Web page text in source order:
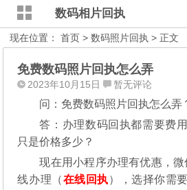
数码相片回执
现在位置：首页 >数码照片回执 > 正文
免费数码照片回执怎么弄
2023年10月15日 暂无评论
问：免费数码照片回执怎么弄
答：办理数码回执都需要费
只是价格多少？
现在用小程序办理有优惠，
线办理（在线回执），选择你需